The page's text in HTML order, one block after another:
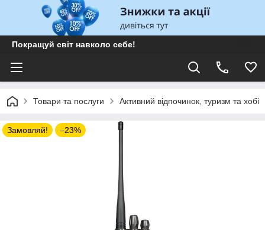
Покращуй світ навколо себе!
Товари та послуги Активний відпочинок, туризм та хобі
Замовляй! –23%